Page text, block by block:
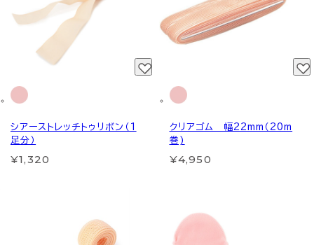
シアーストレッチトゥリボン（1
足分）
¥1,320
クリアゴム 幅22mm（20m
巻)
¥4,950